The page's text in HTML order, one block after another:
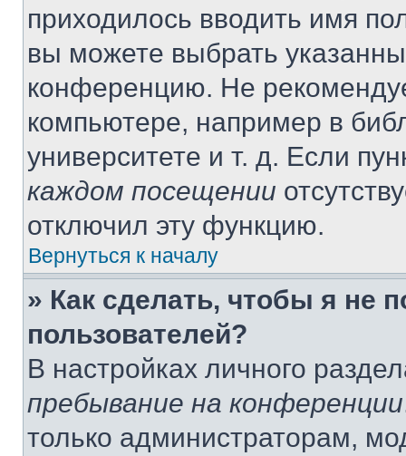
приходилось вводить имя
вы можете выбрать
конференцию. Не
компьютере, например в
университете и т. д. Если
каждом посещении
отключил эту функцию.
Вернуться к началу
» Как сделать, чтобы я не
пользователей?
В настройках личного
пребывание на конференции
только администраторам,